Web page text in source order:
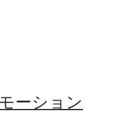
ーション